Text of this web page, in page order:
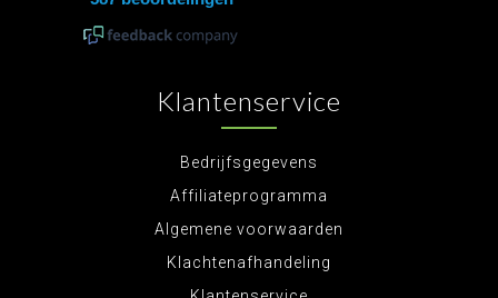
Klantenservice
Bedrijfsgegevens
Affiliateprogramma
Algemene voorwaarden
Klachtenafhandeling